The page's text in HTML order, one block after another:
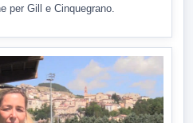
per Gill e Cinquegrano.